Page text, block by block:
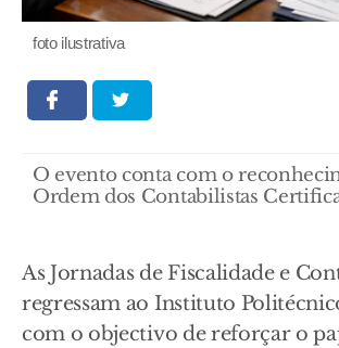
foto ilustrativa
O evento conta com o
Ordem dos Contabilistas
As Jornadas de Fiscalidade e
regressam ao Instituto
com o objectivo de reforçar o